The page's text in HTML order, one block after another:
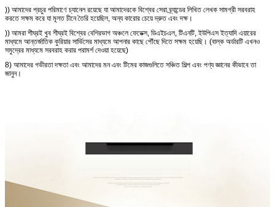
)) আমাদের প্রচুর পরিমাণে চ্যানেল রয়েছে যা আমাদেরকে বিশ্বের সেরা ব্র্যান্ডের লিখিত লেখক সামগ্রী সরবরাহ
করতে সক্ষম করে যা মূলত চীনে তৈরি হয়েছিল, অন্য কারোর চেয়ে দ্রুত এবং দক্ষ।
)) আমরা শীঘ্রই খুব শীঘ্রই বিশ্বের বেশিরভাগ অঞ্চলে ফেডেক্স, ডিএইচএল, টিএনটি, ইউপিএস ইত্যাদি এয়ারের
মাধ্যমে আন্তর্জাতিক কুরিয়ার সার্ভিসের মাধ্যমে আপনার কাছে পৌঁছে দিতে সক্ষম হয়েছি। (বাল্ক অর্ডারটি এখনও
সমুদ্রের মাধ্যমে সরবরাহ করার পরামর্শ দেওয়া হয়েছে)
8) আমাদের গভীরতা দক্ষতা এবং আমাদের মন এবং টিমের কাজগুলিতে সঞ্চিত শিল্প এবং পণ্য জ্ঞানের কীভাবে তা
জানুন।